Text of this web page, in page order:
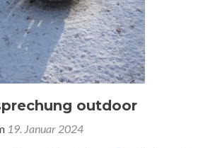
outdoor
19. Januar 2024